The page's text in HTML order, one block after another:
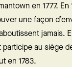
en 1777. En
une façon
jamais.
participe au siège
en 1783.